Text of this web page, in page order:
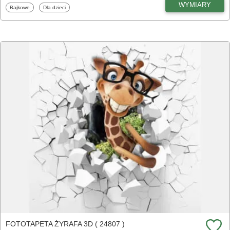
Fototapety
Bajkowe Fototapety
Dla dzieci WYMIARY
FOTOTAPETA ŻYRAFA 3D ( 24807 )